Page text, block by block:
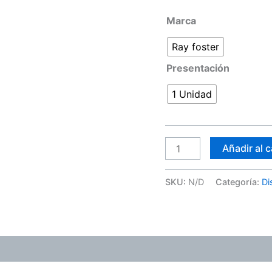
Marca
Ray foster
Presentación
1 Unidad
Añadir al
SKU: N/D Categoría: